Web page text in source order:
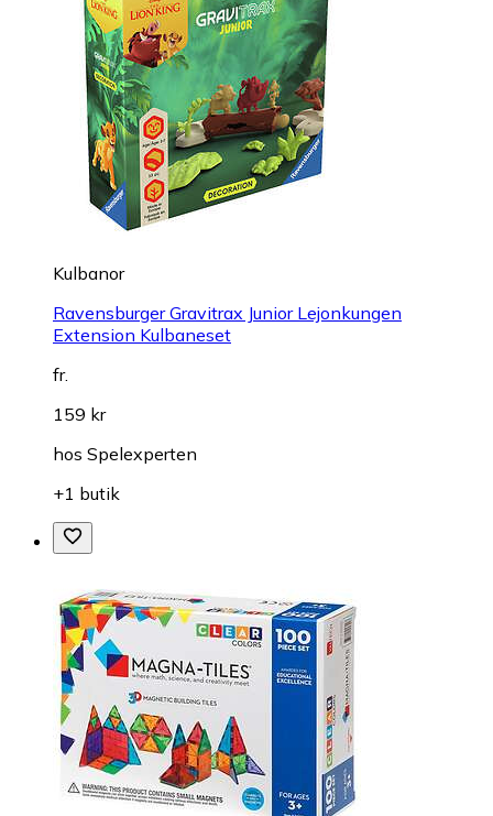
Kulbanor
Ravensburger Gravitrax Junior Lejonkungen
Extension Kulbaneset
fr.
159 kr
hos Spelexperten
+1 butik